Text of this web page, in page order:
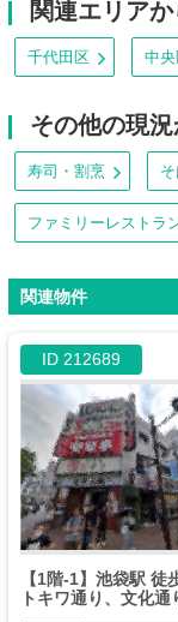
関連エリア
千代田区 中
その他の現
寿司・割烹
ファミリーレストラ
関連物件
ID 212689
【1階-1】池袋駅 徒
トキワ通り、文化通